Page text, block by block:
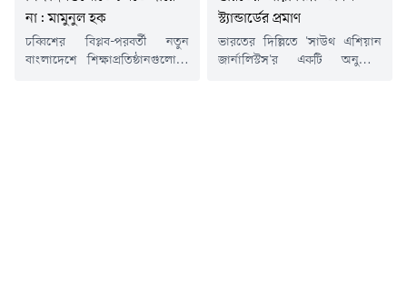
না: মামুনুল হক
চব্বিশের বিপ্লব-পরবর্তী নতুন
বাংলাদেশে শিক্ষাপ্রতিষ্ঠানগুলোতে
স্ট্যান্ডার্ডের প্রমাণ
ভারতের দিল্লিতে 'সাউথ এশিয়ান
জার্নালিস্টস'র একটি অনুষ্ঠানে